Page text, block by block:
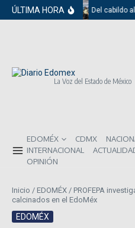
Saltar al contenido
ÚLTIMA HORA Del cabildo al
La Voz del Estado de México
EDOMÉX CDMX
INTERNACIONAL
OPINIÓN
Inicio / EDOMÉX / PROFEPA
calcinados en el EdoMéx
EDOMÉX